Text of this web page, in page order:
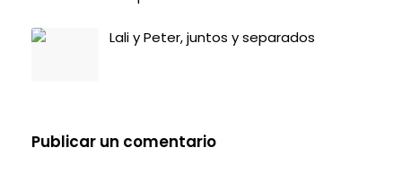
Lali y Peter, juntos y separados
Publicar un comentario